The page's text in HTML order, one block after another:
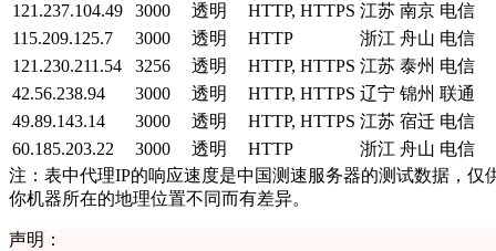
121.237.104.49
3000 透明 HTTP, HTTPS 江苏 南京 电信
115.209.125.7
3000 透明 HTTP
浙江 舟山 电信
121.230.211.54
3256 透明 HTTP, HTTPS 江苏 泰州 电信
42.56.238.94
3000 透明 HTTP, HTTPS 辽宁 锦州 联通
49.89.143.14
3000 透明 HTTP, HTTPS 江苏 宿迁 电信
60.185.203.22
3000 透明 HTTP
浙江 舟山 电信
注：表中代理IP的响应速度是中国测速服务器的测试数据，仅
你机器所在的地理位置不同而有差异。
声明：